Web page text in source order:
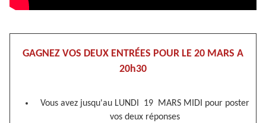
GAGNEZ VOS DEUX ENTRÉES POUR LE 20 MARS A
20h30
Vous avez jusqu'au LUNDI 19 MARS MIDI pour poster
vos deux réponses